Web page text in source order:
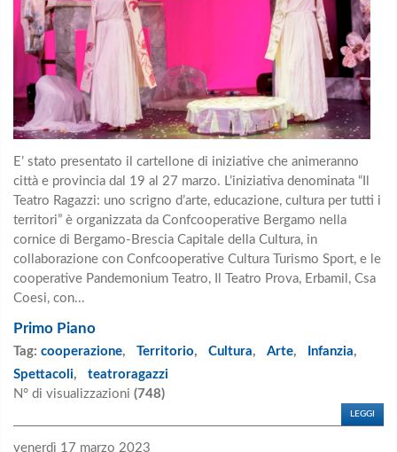
E’ stato presentato il cartellone di iniziative che animeranno
città e provincia dal 19 al 27 marzo. L’iniziativa denominata “Il
Teatro Ragazzi: uno scrigno d’arte, educazione, cultura per tutti i
territori” è organizzata da Confcooperative Bergamo nella
cornice di Bergamo-Brescia Capitale della Cultura, in
collaborazione con Confcooperative Cultura Turismo Sport, e le
cooperative Pandemonium Teatro, Il Teatro Prova, Erbamil, Csa
Coesi, con...
Primo Piano
Tag: cooperazione, Territorio, Cultura, Arte, Infanzia,
Spettacoli, teatroragazzi
N° di visualizzazioni (748)
LEGGI
venerdì 17 marzo 2023